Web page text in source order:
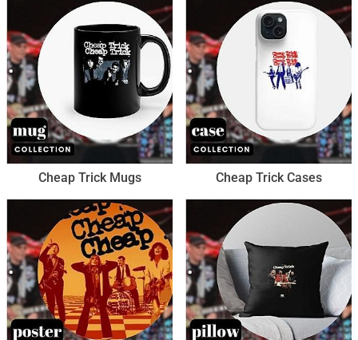
Cheap Trick Mugs Cheap Trick Cases